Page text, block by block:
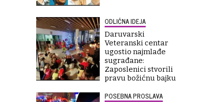
ODLIČNA IDEJA
Daruvarski
Veteranski centar
ugostio najmlađe
sugrađane:
Zaposlenici stvorili
pravu božićnu bajku
POSEBNA PROSLAVA